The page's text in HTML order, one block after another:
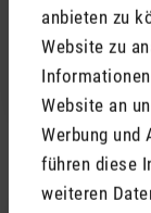
anbieten zu
Website zu
Website an
Werbung und
führen diese
weiteren
Phone +41
Fax +41 44
Email:
10. September